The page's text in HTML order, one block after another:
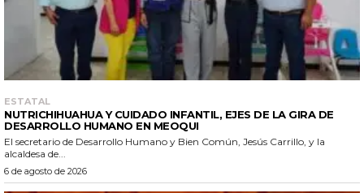
ESTATAL
NUTRICHIHUAHUA Y CUIDADO INFANTIL, EJES DE LA GIRA DE
DESARROLLO HUMANO EN MEOQUI
El secretario de Desarrollo Humano y Bien Común, Jesús Carrillo, y la
alcaldesa de...
6 de agosto de 2026